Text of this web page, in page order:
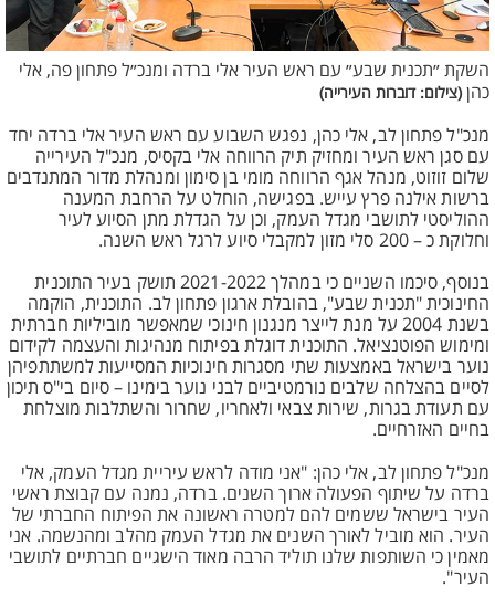
השקת ״תכנית שבע״ עם ראש העיר אלי ברדה ומנכ״ל פתחון פה, אלי
כהן (צילום: דוברות העירייה)
מנכ"ל פתחון לב, אלי כהן, נפגש השבוע עם ראש העיר אלי ברדה יחד
עם סגן ראש העיר ומחזיק תיק הרווחה אלי בקסיס, מנכ"ל העירייה
שלום זוזוט, מנהל אגף הרווחה מומי בן סימון ומנהלת מדור המתנדבים
ברשות אילנה פרץ עייש. בפגישה, הוחלט על הרחבת המענה
ההוליסטי לתושבי מגדל העמק, וכן על הגדלת מתן הסיוע לעיר
וחלוקת כ – 200 סלי מזון למקבלי סיוע לרגל ראש השנה.
בנוסף, סיכמו השניים כי במהלך 2021-2022 תושק בעיר התוכנית
החינוכית "תכנית שבע", בהובלת ארגון פתחון לב. התוכנית, הוקמה
בשנת 2004 על מנת לייצר מנגנון חינוכי שמאפשר מוביליות חברתית
ומימוש הפוטנציאל. התוכנית דוגלת בפיתוח מנהיגות והעצמה לקידום
נוער בישראל באמצעות שתי מסגרות חינוכיות המסייעות למשתתפיהן
לסיים בהצלחה שלבים נורמטיביים לבני נוער בימינו – סיום בי"ס תיכון
עם תעודת בגרות, שירות צבאי ולאחריו, שחרור והשתלבות מוצלחת
בחיים האזרחיים.
מנכ"ל פתחון לב, אלי כהן: "אני מודה לראש עיריית מגדל העמק, אלי
ברדה על שיתוף הפעולה ארוך השנים. ברדה, נמנה עם קבוצת ראשי
העיר בישראל ששמים להם למטרה ראשונה את הפיתוח החברתי של
העיר. הוא מוביל לאורך השנים את מגדל העמק מהלב ומהנשמה. אני
מאמין כי השותפות שלנו תוליד הרבה מאוד הישגיים חברתיים לתושבי
העיר".